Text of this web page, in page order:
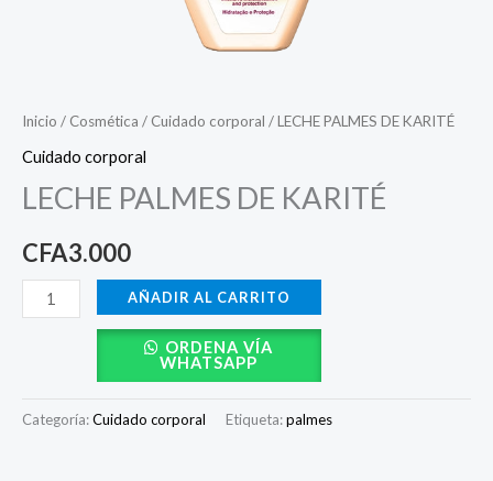
Inicio / Cosmética / Cuidado corporal / LECHE PALMES DE KARITÉ
Cuidado corporal
LECHE PALMES DE KARITÉ
CFA3.000
AÑADIR AL CARRITO
ORDENA VÍA
WHATSAPP
Categoría:Cuidado corporal Etiqueta:palmes